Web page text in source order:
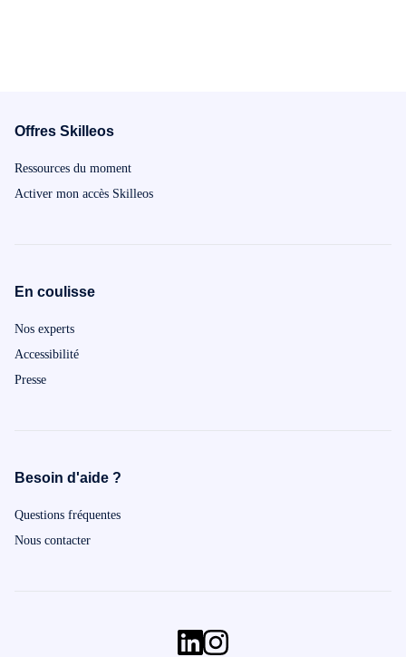
Offres Skilleos
Ressources du moment
Activer mon accès Skilleos
En coulisse
Nos experts
Accessibilité
Presse
Besoin d'aide ?
Questions fréquentes
Nous contacter